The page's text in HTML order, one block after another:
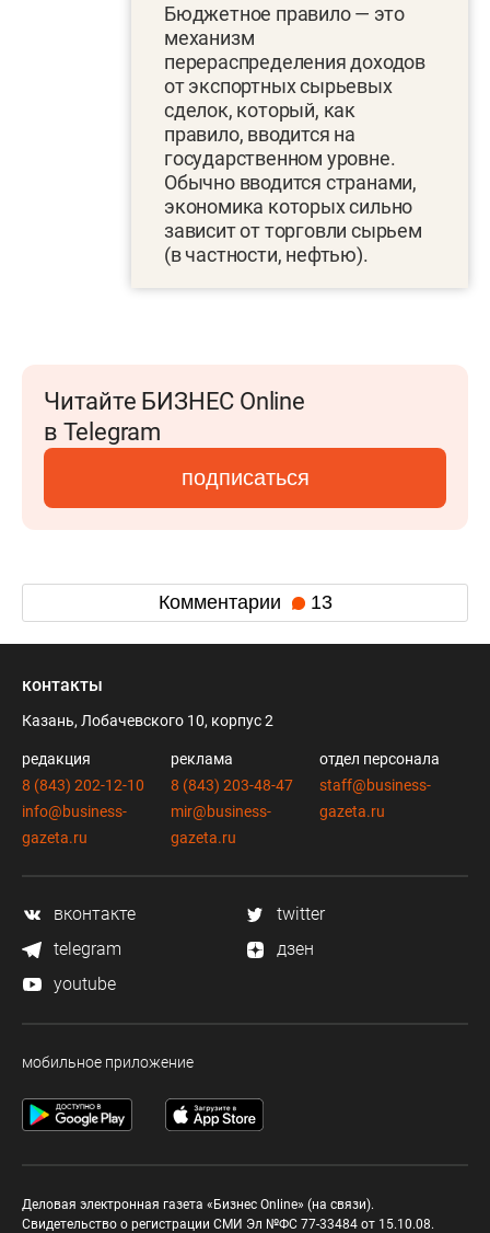
Бюджетное правило — это
механизм
перераспределения доходов
от экспортных сырьевых
сделок, который, как
правило, вводится на
государственном уровне.
Обычно вводится странами,
экономика которых сильно
зависит от торговли сырьем
(в частности, нефтью).
Читайте БИЗНЕС Online
в Telegram
подписаться
Комментарии 13
контакты
Казань, Лобачевского 10, корпус 2
редакция
8 (843) 202-12-10
info@business-
gazeta.ru
реклама
8 (843) 203-48-47
mir@business-
gazeta.ru
отдел персонала
staff@business-
gazeta.ru
вконтакте
twitter
telegram
дзен
youtube
мобильное приложение
Деловая электронная газета «Бизнес Online» (на связи).
Свидетельство о регистрации СМИ Эл №ФС 77-33484 от 15.10.08.